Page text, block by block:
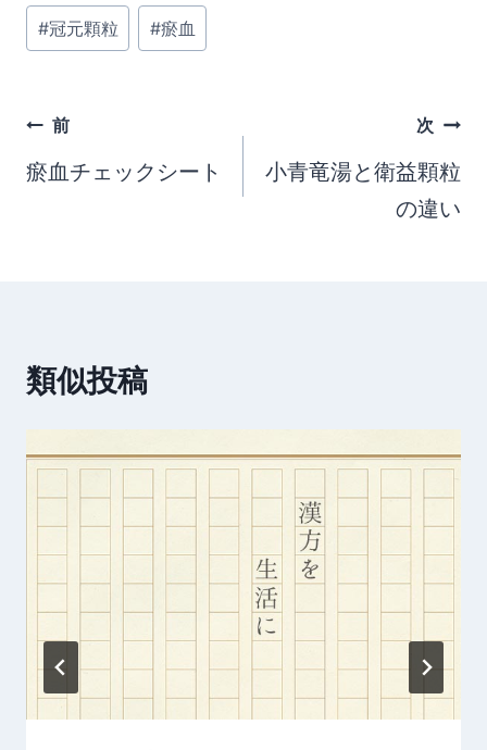
投
稿
グ:
#冠元顆粒 #瘀血
投
稿
ー
シ
ョ
ン
前
瘀血チェックシート
次
小青竜湯と衛益顆粒
の違い
類似投稿